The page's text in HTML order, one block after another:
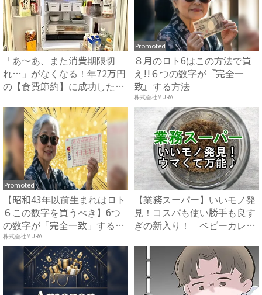
「あ〜あ、また消費期限切
れ…」がなくなる！年72万円
の【食費節約】に成功した冷
Promoted
８月のロト6はこの方法で買
え!!６つの数字が『完全一
致』する方法
株式会社MURA
Promoted
【昭和43年以前生まれはロト
６この数字を買うべき】6つ
の数字が「完全一致」する
方...
株式会社MURA
【業務スーパー】いいモノ発
見！コスパも使い勝手も良す
ぎの新入り！｜ベビーカレン